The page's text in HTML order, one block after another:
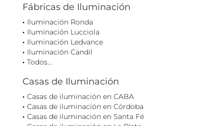
Fábricas de Iluminación
Iluminación Ronda
Iluminación Lucciola
Iluminación Ledvance
Iluminación Candil
Todos...
Casas de Iluminación
Casas de iluminación en CABA
Casas de iluminación en Córdoba
Casas de iluminación en Santa Fé